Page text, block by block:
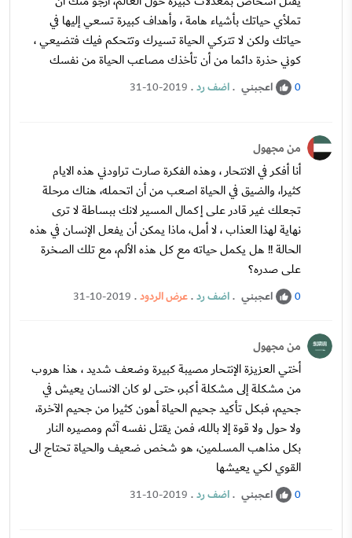
تملأي حياتك بأشياء هامة ، وأهداف كبيرة تسعي إليها في
حياتك ولكن لا تتركي الحياة تسيرك وتتحكم فيك فتضيعي ،
كوني حذرة دائما من أن تأخذك مصاعب الحياة من نفسك
0 اعجبني .اضف رد.
31-10-2019
من مجهول
أنا أفكر في الانتحار ، وهذه الفكرة صارت تراودني هذه الايام
كثيرا، والضيق في الحياة اصعب من أن اتحمله، هناك مرحلة
تجعلك غير قادر على إكمال المسير لانك ببساطة لا ترى
نهاية لهذا العذاب ، لا أمل، ماذا يمكن أن يفعل الإنسان في هذه
الحالة !! هل يكمل حياته مع كل هذه الألم، مع تلك الصخرة
على صدره؟
0 اعجبني .اضف رد.عرض الردود.
31-10-2019
من مجهول
أختي العزيزة الإنتحار مصيبة كبيرة وضعف شديد ، هذا هروب
من مشكلة إلى مشكلة أكبر، حتى لو كان الانسان يعيش في
جحيم، فبكل تأكيد جحيم الحياة أهون كثيرا من جحيم الآخرة،
ولا حول ولا قوة إلا بالله، فمن يقتل نفسه آثم ومصيره النار
بكل مذاهب المسلمين، هو شخص ضعيف والحياة تحتاج الى
القوي لكي يعيشها
0 اعجبني .اضف رد.
31-10-2019